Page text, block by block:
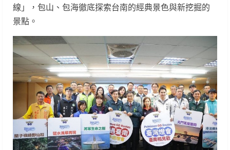
線」，包山、包海徹底探索台南的經典景色與新挖掘的
景點。